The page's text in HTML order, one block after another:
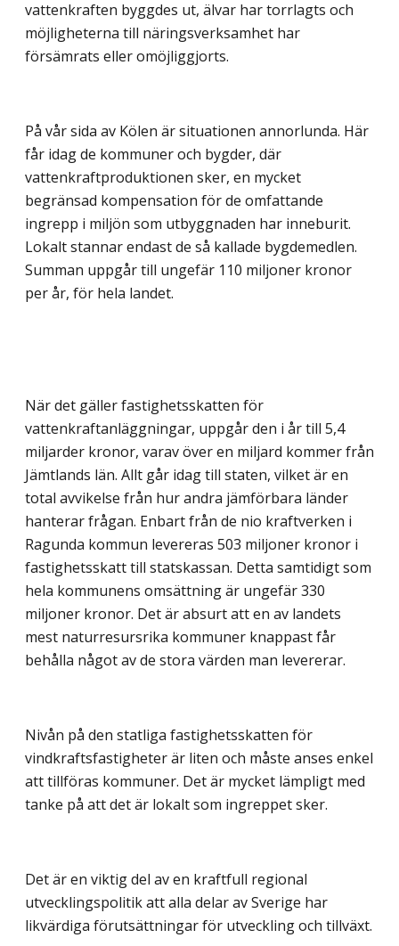
vattenkraften byggdes ut, älvar har torrlagts och
möjligheterna till näringsverksamhet har
försämrats eller omöjliggjorts.
På vår sida av Kölen är situationen annorlunda. Här
får idag de kommuner och bygder, där
vattenkraftproduktionen sker, en mycket
begränsad kompensation för de omfattande
ingrepp i miljön som utbyggnaden har inneburit.
Lokalt stannar endast de så kallade bygdemedlen.
Summan uppgår till ungefär 110 miljoner kronor
per år, för hela landet.
När det gäller fastighetsskatten för
vattenkraftanläggningar, uppgår den i år till 5,4
miljarder kronor, varav över en miljard kommer från
Jämtlands län. Allt går idag till staten, vilket är en
total avvikelse från hur andra jämförbara länder
hanterar frågan. Enbart från de nio kraftverken i
Ragunda kommun levereras 503 miljoner kronor i
fastighetsskatt till statskassan. Detta samtidigt som
hela kommunens omsättning är ungefär 330
miljoner kronor. Det är absurt att en av landets
mest naturresursrika kommuner knappast får
behålla något av de stora värden man levererar.
Nivån på den statliga fastighetsskatten för
vindkraftsfastigheter är liten och måste anses enkel
att tillföras kommuner. Det är mycket lämpligt med
tanke på att det är lokalt som ingreppet sker.
Det är en viktig del av en kraftfull regional
utvecklingspolitik att alla delar av Sverige har
likvärdiga förutsättningar för utveckling och tillväxt.